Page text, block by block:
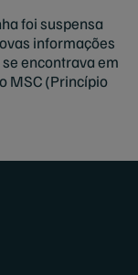
foi suspensa
informações
encontrava em
MSC (Princípio